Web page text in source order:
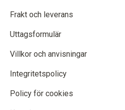
Frakt och leverans
Uttagsformulär
Villkor och anvisningar
Integritetspolicy
Policy för cookies